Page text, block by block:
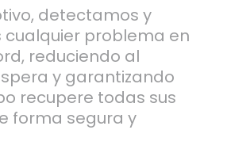
detectamos y
problema en
reduciendo al
y garantizando
recupere todas sus
forma segura y